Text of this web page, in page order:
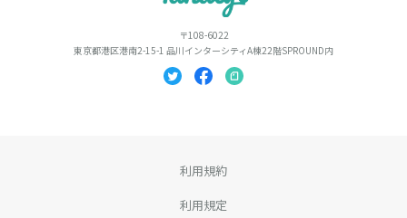
〒108-6022
東京都港区港南2-15-1 品川インターシティA棟22階SPROUND内
利用規約
利用規定